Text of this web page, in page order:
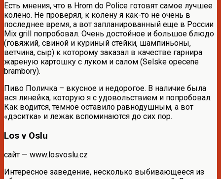
Есть мнения, что в Hrom do Police готовят самое лучшее
колено. Не проверял, к колену я как-то не очень в
последнее время, а вот запланированный еще в России
Mix grill попробовал. Очень достойное и большое блюдо
(говяжий, свиной и куриный стейки, шампиньоны,
ветчина, сыр) к которому заказал в качестве гарнира
жареную картошку с луком и салом (Selske opecene
brambory).
Пиво Поличка – вкусное и недорогое. В наличие была
вся линейка, которую я с удовольствием и попробовал.
Как водится, темное оставило равнодушным, а вот
«дэситка» и лежак вспоминаются до сих пор.
Los v Oslu
сайт — www.losvoslu.cz
Интересное заведение, несколько выбивающееся из